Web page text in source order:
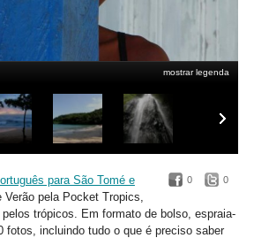
mostrar legenda
0 0
para São Tomé e
pela Pocket Tropics,
trópicos. Em formato de bolso, espraia-
fotos, incluindo tudo o que é preciso saber